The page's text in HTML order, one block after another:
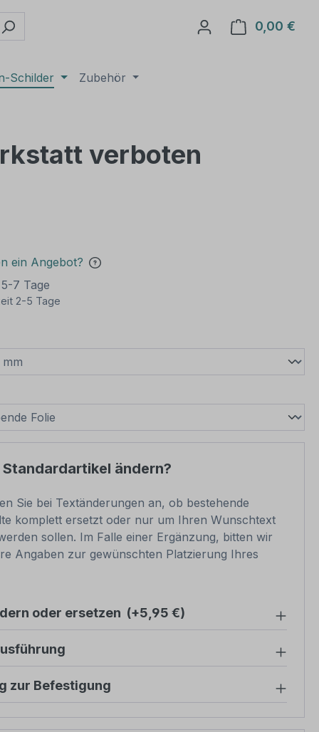
0,00 €
Schilder Zubehör
verboten
ein Angebot?
7 Tage
2-5 Tage
Standardartikel ändern?
Sie bei Textänderungen an, ob bestehende
komplett ersetzt oder nur um Ihren Wunschtext
sollen. Im Falle einer Ergänzung, bitten wir
Angaben zur gewünschten Platzierung Ihres
oder ersetzen (+5,95 €)
zur Befestigung